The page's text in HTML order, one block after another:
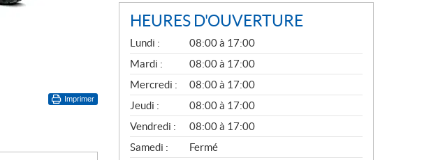
Imprimer
HEURES D'OUVERTURE
G
É
N
É
R
A
L
Lundi :
08:00 à 17:00
Mardi :
08:00 à 17:00
Mercredi :
08:00 à 17:00
Jeudi :
08:00 à 17:00
Vendredi :
08:00 à 17:00
Samedi :
Fermé